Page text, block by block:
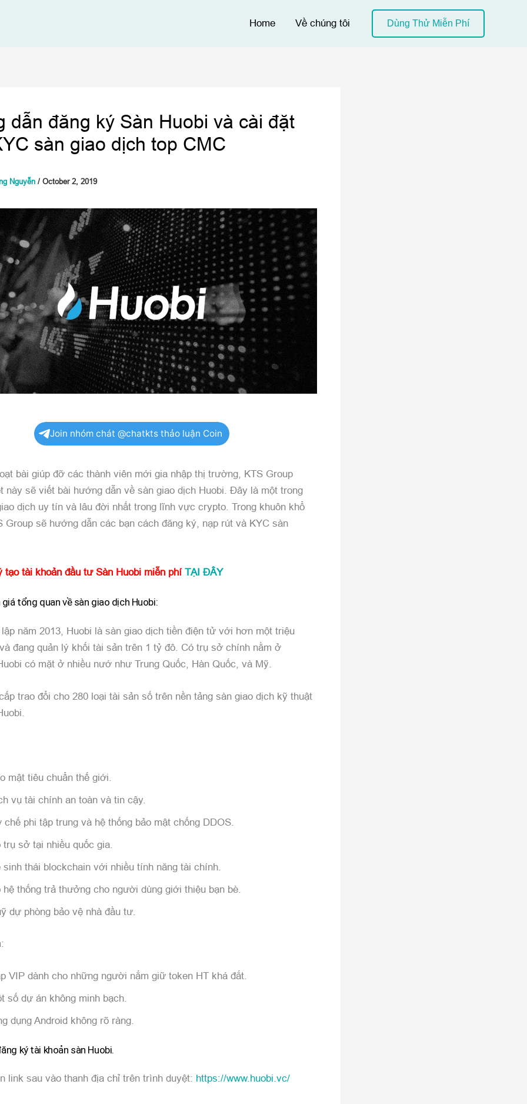
Home Về chúng tôi Dùng Thử Miễn Phí
dẫn đăng ký Sàn Huobi và cài đặt
sàn giao dịch top CMC
Nguyễn / October 2, 2019
Join nhóm chát @chatkts thảo luận Coin
bài giúp đỡ các thành viên mới gia nhập thị trường, KTS Group
này sẽ viết bài hướng dẫn về sàn giao dịch Huobi. Đây là một trong
dịch uy tín và lâu đời nhất trong lĩnh vực crypto. Trong khuôn khổ
Group sẽ hướng dẫn các bạn cách đăng ký, nạp rút và KYC sàn
tạo tài khoản đầu tư Sàn Huobi miễn phí TẠI ĐÂY
tổng quan về sàn giao dịch Huobi:
năm 2013, Huobi là sàn giao dịch tiền điện tử với hơn một triệu
đang quản lý khối tài sản trên 1 tỷ đô. Có trụ sở chính nằm ở
có mặt ở nhiều nướ như Trung Quốc, Hàn Quốc, và Mỹ.
trao đổi cho 280 loại tài sản số trên nền tảng sàn giao dịch kỹ thuật
mật tiêu chuẩn thế giới.
vụ tài chính an toàn và tin cậy.
chế phi tập trung và hệ thống bảo mật chống DDOS.
trụ sở tại nhiều quốc gia.
sinh thái blockchain với nhiều tính năng tài chính.
hệ thống trả thưởng cho người dùng giới thiệu bạn bè.
dự phòng bảo vệ nhà đầu tư.
VIP dành cho những người nắm giữ token HT khá đắt.
số dự án không minh bạch.
dụng Android không rõ ràng.
ký tài khoản sàn Huobi.
link sau vào thanh địa chỉ trên trình duyệt: https://www.huobi.vc/